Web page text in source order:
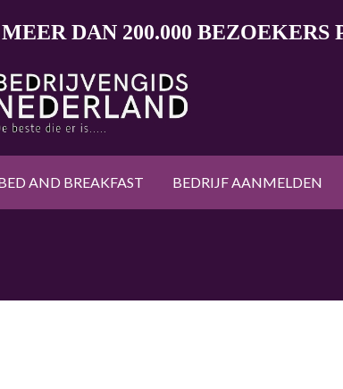
DAN 200.000 BEZOEKERS
AND BREAKFAST BEDRIJF AANMELDEN